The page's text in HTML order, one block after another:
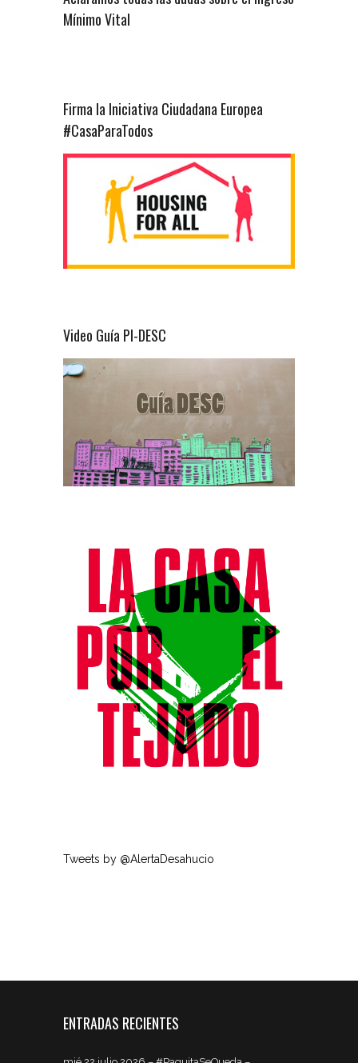
Mínimo Vital
Firma la Iniciativa Ciudadana Europea
#CasaParaTodos
Video Guía PI-DESC
Tweets by @AlertaDesahucio
ENTRADAS RECIENTES